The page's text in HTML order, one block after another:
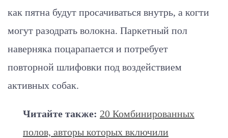
как пятна будут просачиваться внутрь, а когти
могут разодрать волокна. Паркетный пол
наверняка поцарапается и потребует
повторной шлифовки под воздействием
активных собак.
Читайте также: 20 Комбинированных
полов, авторы которых включили